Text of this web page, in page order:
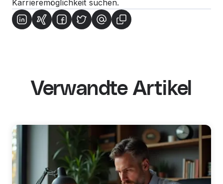
Karrieremöglichkeit suchen.
Verwandte Artikel